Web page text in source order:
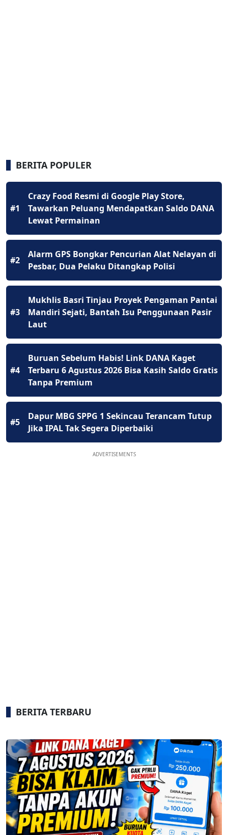
BERITA POPULER
#1
Crazy Food Resmi di Google Play Store,
Tawarkan Peluang Mendapatkan Saldo DANA
Lewat Permainan
#2
Alarm GPS Bongkar Pencurian Alat Nelayan di
Pesbar, Dua Pelaku Ditangkap Polisi
#3
Mukhlis Basri Tinjau Proyek Pengaman Pantai
Mandiri Sejati, Bantah Isu Penggunaan Pasir
Laut
#4
Buruan Sebelum Habis! Link DANA Kaget
Terbaru 6 Agustus 2026 Bisa Kasih Saldo Gratis
Tanpa Premium
#5
Dapur MBG SPPG 1 Sekincau Terancam Tutup
Jika IPAL Tak Segera Diperbaiki
ADVERTISEMENTS
BERITA TERBARU